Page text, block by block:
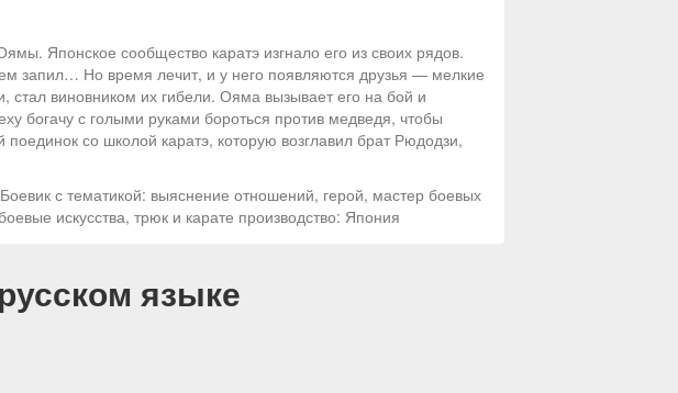
Японское сообщество каратэ изгнало его из своих рядов.
запил… Но время лечит, и у него появляются друзья — мелкие
стал виновником их гибели. Ояма вызывает его на бой и
богачу с голыми руками бороться против медведя, чтобы
со школой каратэ, которую возглавил брат Рюдодзи,
с тематикой: выяснение отношений, герой, мастер боевых
искусства, трюк и карате производство: Япония
языке